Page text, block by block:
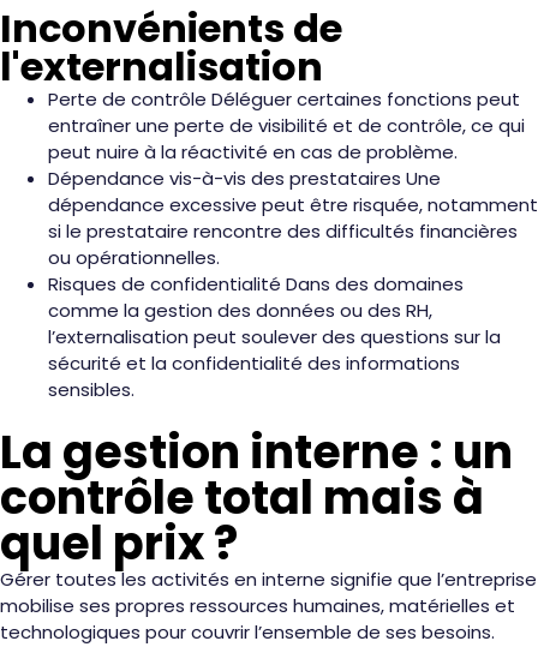
Inconvénients de
l'externalisation
Perte de contrôle Déléguer certaines fonctions peut
entraîner une perte de visibilité et de contrôle, ce qui
peut nuire à la réactivité en cas de problème.
Dépendance vis-à-vis des prestataires Une
dépendance excessive peut être risquée, notamment
si le prestataire rencontre des difficultés financières
ou opérationnelles.
Risques de confidentialité Dans des domaines
comme la gestion des données ou des RH,
l’externalisation peut soulever des questions sur la
sécurité et la confidentialité des informations
sensibles.
La gestion interne : un
contrôle total mais à
quel prix ?
Gérer toutes les activités en interne signifie que l’entreprise
mobilise ses propres ressources humaines, matérielles et
technologiques pour couvrir l’ensemble de ses besoins.